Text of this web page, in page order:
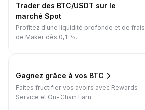
Trader des BTC/USDT sur le
marché Spot
Profitez d'une liquidité profonde et de frais
de Maker dès 0,1 %.
Gagnez grâce à vos BTC
Faites fructifier vos avoirs avec Rewards
Service et On-Chain Earn.